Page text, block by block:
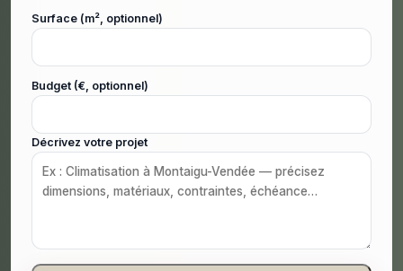
Surface (m², optionnel)
Budget (€, optionnel)
Décrivez votre projet